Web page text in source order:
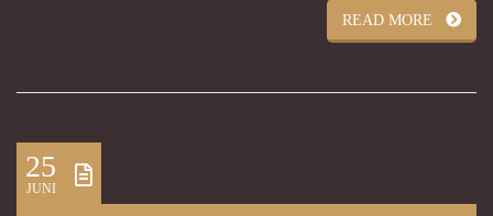
READ MORE
25
JUNI